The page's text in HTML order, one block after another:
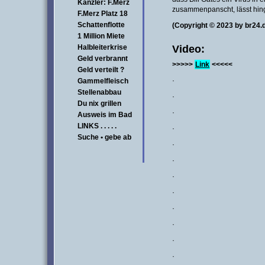
Kanzler: F.Merz
F.Merz Platz 18
Schattenflotte
1 Million Miete
Halbleiterkrise
Geld verbrannt
Geld verteilt ?
Gammelfleisch
Stellenabbau
Du nix grillen
Ausweis im Bad
LINKS . . . . .
Suche • gebe ab
zusammenpanscht, lässt
(Copyright © 2023 by
Video:
>>>>> Link <<<<<
·
·
·
·
·
·
·
·
·
·
·
·